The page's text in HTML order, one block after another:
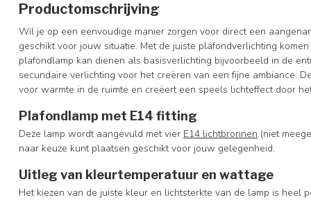
Productomschrijving
Wil je op een eenvoudige manier zorgen voor direct een
geschikt voor jouw situatie. Met de juiste plafondverlichting
plafondlamp kan dienen als basisverlichting bijvoorbeeld in de
secundaire verlichting voor het creëren van een fijne ambiance.
voor warmte in de ruimte en creëert een speels lichteffect door
Plafondlamp met E14 fitting
Deze lamp wordt aangevuld met vier E14 lichtbronnen (niet
naar keuze kunt plaatsen geschikt voor jouw gelegenheid.
Uitleg van kleurtemperatuur en wattage
Het kiezen van de juiste kleur en lichtsterkte van de lamp is heel